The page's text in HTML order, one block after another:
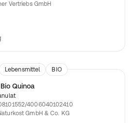
Vertriebs GmbH
hohen Wert an Mineralien, Vitaminen,
Lebensmittel
BIO
Quinoa
4006040102410
GmbH & Co. KG